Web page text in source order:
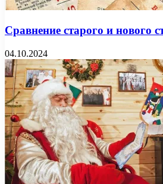
Сравнение старого и нового
04.10.2024